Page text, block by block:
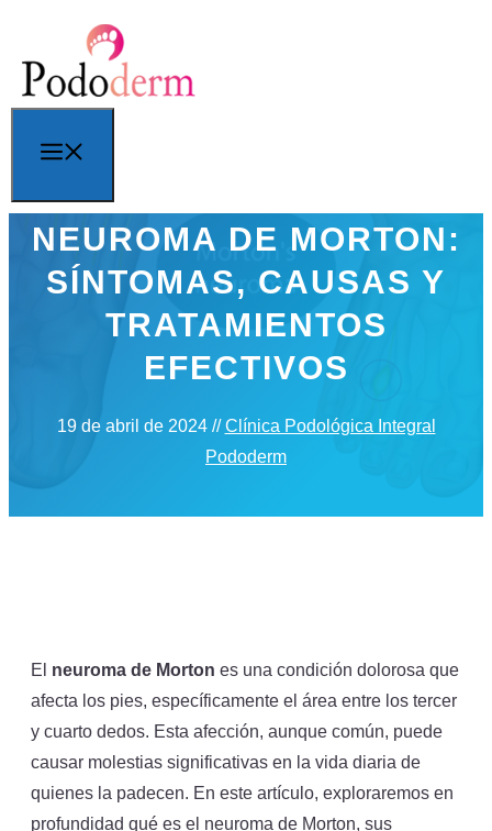
contenido
NEUROMA DE MORTON:
SÍNTOMAS, CAUSAS Y
TRATAMIENTOS
EFECTIVOS
19 de abril de 2024//Clínica Podológica Integral
Pododerm
El neuroma de Morton es una condición dolorosa que
afecta los pies, específicamente el área entre los tercer
y cuarto dedos. Esta afección, aunque común, puede
causar molestias significativas en la vida diaria de
quienes la padecen. En este artículo, exploraremos en
profundidad qué es el neuroma de Morton, sus